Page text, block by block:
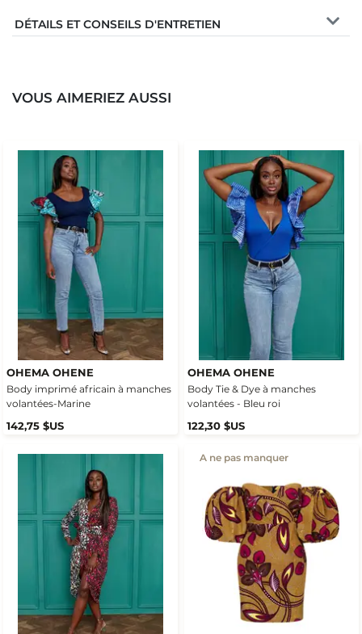
DÉTAILS ET CONSEILS D'ENTRETIEN
VOUS AIMERIEZ AUSSI
OHEMA OHENE
Body imprimé africain à manches
volantées-Marine
142,75 $US
OHEMA OHENE
Body Tie & Dye à manches
volantées - Bleu roi
122,30 $US
A ne pas manquer